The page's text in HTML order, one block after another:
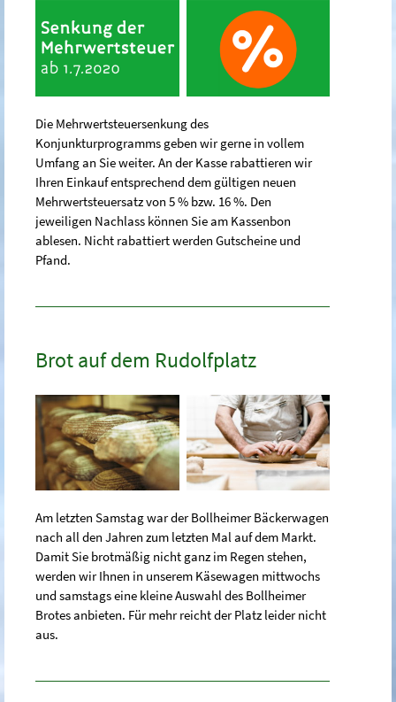
Die Mehrwertsteuersenkung des
Konjunkturprogramms geben wir gerne in vollem
Umfang an Sie weiter. An der Kasse rabattieren wir
Ihren Einkauf entsprechend dem gültigen neuen
Mehrwertsteuersatz von 5 % bzw. 16 %. Den
jeweiligen Nachlass können Sie am Kassenbon
ablesen. Nicht rabattiert werden Gutscheine und
Pfand.
Brot auf dem Rudolfplatz
Am letzten Samstag war der Bollheimer Bäckerwagen
nach all den Jahren zum letzten Mal auf dem Markt.
Damit Sie brotmäßig nicht ganz im Regen stehen,
werden wir Ihnen in unserem Käsewagen mittwochs
und samstags eine kleine Auswahl des Bollheimer
Brotes anbieten. Für mehr reicht der Platz leider nicht
aus.